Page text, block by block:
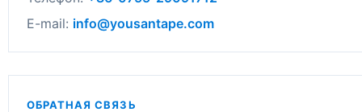
E-mail: info@yousantape.com
ОБРАТНАЯ СВЯЗЬ